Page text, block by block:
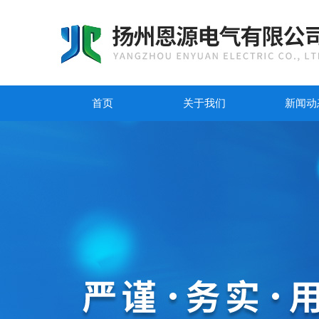
首页 关于我们 新闻动